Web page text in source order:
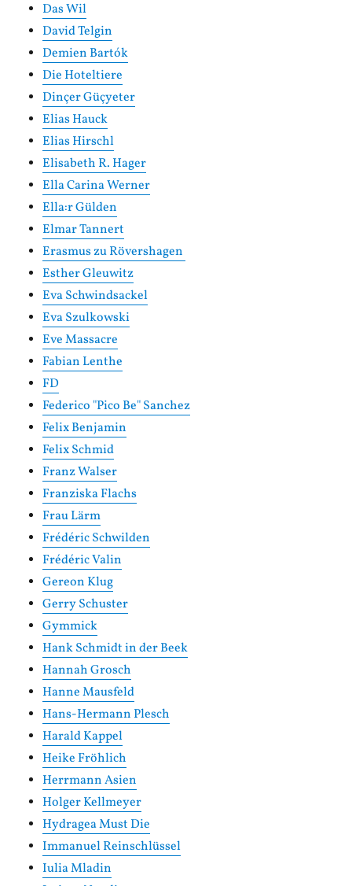
Das Wil
David Telgin
Demien Bartók
Die Hoteltiere
Dinçer Güçyeter
Elias Hauck
Elias Hirschl
Elisabeth R. Hager
Ella Carina Werner
Ella:r Gülden
Elmar Tannert
Erasmus zu Rövershagen
Esther Gleuwitz
Eva Schwindsackel
Eva Szulkowski
Eve Massacre
Fabian Lenthe
FD
Federico "Pico Be" Sanchez
Felix Benjamin
Felix Schmid
Franz Walser
Franziska Flachs
Frau Lärm
Frédéric Schwilden
Frédéric Valin
Gereon Klug
Gerry Schuster
Gymmick
Hank Schmidt in der Beek
Hannah Grosch
Hanne Mausfeld
Hans-Hermann Plesch
Harald Kappel
Heike Fröhlich
Herrmann Asien
Holger Kellmeyer
Hydragea Must Die
Immanuel Reinschlüssel
Iulia Mladin